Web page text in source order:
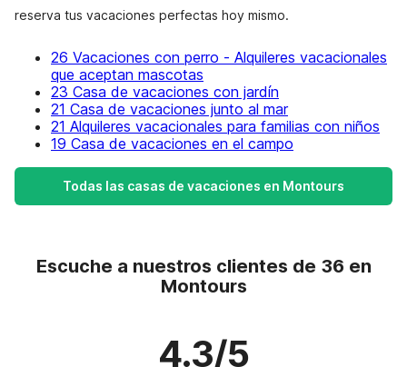
reserva tus vacaciones perfectas hoy mismo.
26 Vacaciones con perro - Alquileres vacacionales
que aceptan mascotas
23 Casa de vacaciones con jardín
21 Casa de vacaciones junto al mar
21 Alquileres vacacionales para familias con niños
19 Casa de vacaciones en el campo
Todas las casas de vacaciones en Montours
Escuche a nuestros clientes de 36 en
Montours
4.3/5